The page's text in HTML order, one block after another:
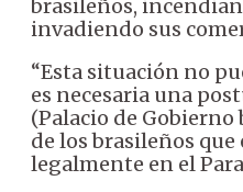
brasileños,
invadiendo sus
“Esta situación no
es necesaria una
(Palacio de
de los brasileños
legalmente en el